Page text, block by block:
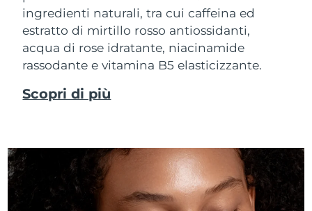
ingredienti naturali, tra cui caffeina ed
estratto di mirtillo rosso antiossidanti,
acqua di rose idratante, niacinamide
rassodante e vitamina B5 elasticizzante.
Scopri di più